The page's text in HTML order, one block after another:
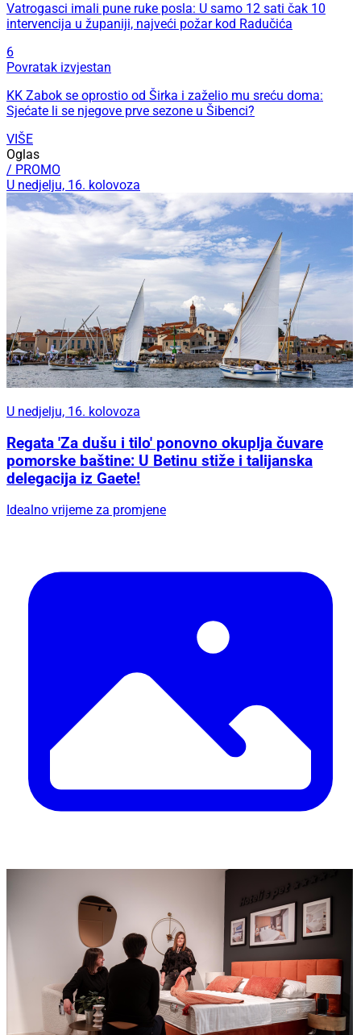
Vatrogasci imali pune ruke posla: U samo 12 sati čak 10
intervencija u županiji, najveći požar kod Radučića
6
Povratak izvjestan
KK Zabok se oprostio od Širka i zaželio mu sreću doma:
Sjećate li se njegove prve sezone u Šibenci?
VIŠE
Oglas
/ PROMO
U nedjelju, 16. kolovoza
U nedjelju, 16. kolovoza
Regata 'Za dušu i tilo' ponovno okuplja čuvare
pomorske baštine: U Betinu stiže i talijanska
delegacija iz Gaete!
Idealno vrijeme za promjene